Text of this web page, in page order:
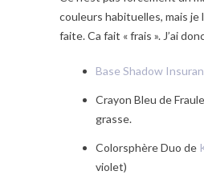
couleurs habituelles, mais je
faite. Ca fait « frais ». J’ai
Base Shadow
Crayon Bleu de
grasse.
Colorsphère Duo de
violet)